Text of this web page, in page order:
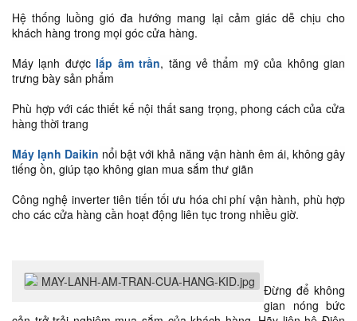
Hệ thống luồng gió đa hướng mang lại cảm giác dễ chịu cho
khách hàng trong mọi góc cửa hàng.
Máy lạnh đượclắp âm trần, tăng vẻ thẩm mỹ của không gian
trưng bày sản phẩm
Phù hợp với các thiết kế nội thất sang trọng, phong cách của cửa
hàng thời trang
Máy lạnh Daikin nổi bật với khả năng vận hành êm ái, không gây
tiếng ồn, giúp tạo không gian mua sắm thư giãn
Công nghệ inverter tiên tiến tối ưu hóa chi phí vận hành, phù hợp
cho các cửa hàng cần hoạt động liên tục trong nhiều giờ.
Đừng để không
gian nóng bức